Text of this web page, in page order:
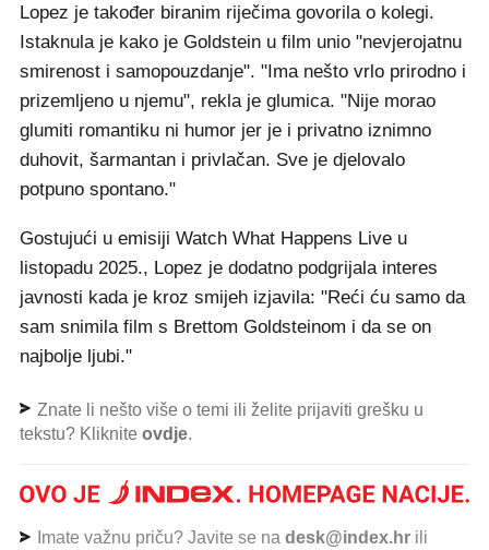
Lopez je također biranim riječima govorila o kolegi.
Istaknula je kako je Goldstein u film unio "nevjerojatnu
smirenost i samopouzdanje". "Ima nešto vrlo prirodno i
prizemljeno u njemu", rekla je glumica. "Nije morao
glumiti romantiku ni humor jer je i privatno iznimno
duhovit, šarmantan i privlačan. Sve je djelovalo
potpuno spontano."
Gostujući u emisiji Watch What Happens Live u
listopadu 2025., Lopez je dodatno podgrijala interes
javnosti kada je kroz smijeh izjavila: "Reći ću samo da
sam snimila film s Brettom Goldsteinom i da se on
najbolje ljubi."
Znate li nešto više o temi ili želite prijaviti grešku u
tekstu? Kliknite ovdje.
Imate važnu priču? Javite se na desk@index.hr ili